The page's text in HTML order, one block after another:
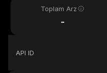
Toplam Arz
-
API ID